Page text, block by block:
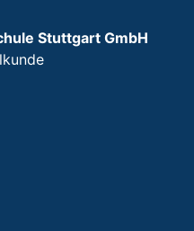
Stuttgart GmbH